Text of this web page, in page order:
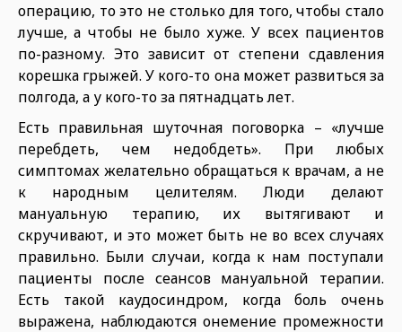
операцию, то это не столько для того, чтобы стало
лучше, а чтобы не было хуже. У всех пациентов
по-разному. Это зависит от степени сдавления
корешка грыжей. У кого-то она может развиться за
полгода, а у кого-то за пятнадцать лет.
Есть правильная шуточная поговорка – «лучше
перебдеть, чем недобдеть». При любых
симптомах желательно обращаться к врачам, а не
к народным целителям. Люди делают
мануальную терапию, их вытягивают и
скручивают, и это может быть не во всех случаях
правильно. Были случаи, когда к нам поступали
пациенты после сеансов мануальной терапии.
Есть такой каудосиндром, когда боль очень
выражена, наблюдаются онемение промежности